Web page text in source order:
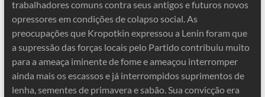
trabalhadores comuns contra seus antigos e futuros novos
opressores em condições de colapso social. As
preocupações que Kropotkin expressou a Lenin foram que
a supressão das forças locais pelo Partido contribuiu muito
para a ameaça iminente de fome e ameaçou interromper
ainda mais os escassos e já interrompidos suprimentos de
lenha, sementes de primavera e sabão. Sua convicção era